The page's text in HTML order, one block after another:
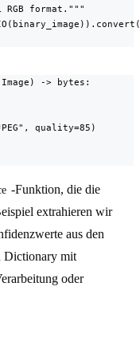
RGB format."""
-> bytes:
quality=85)
-Funktion, die die
extrahieren wir
aus den
Dictionary mit
oder